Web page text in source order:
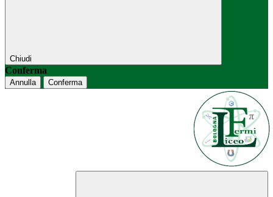
Chiudi
Conferma
Annulla Conferma